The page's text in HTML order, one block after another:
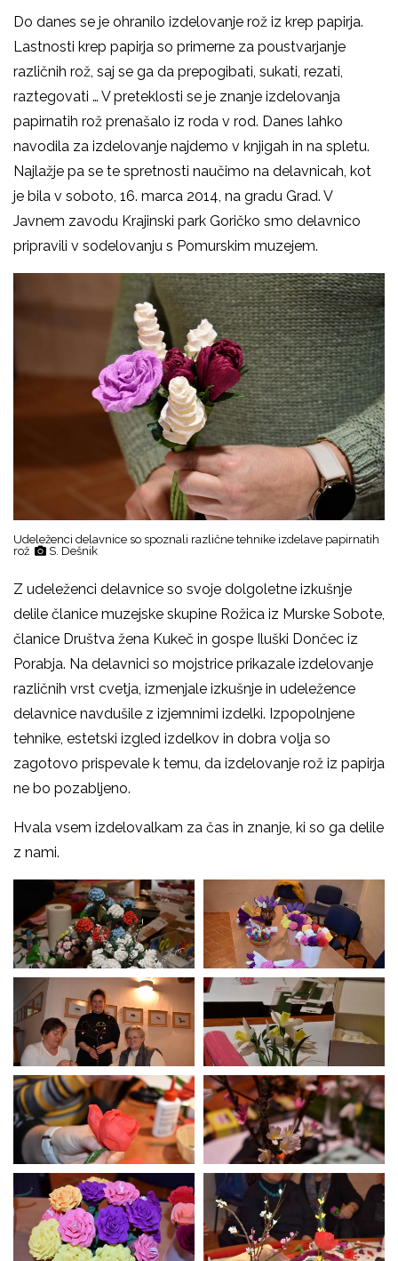
Do danes se je ohranilo izdelovanje rož iz krep papirja.
Lastnosti krep papirja so primerne za poustvarjanje
različnih rož, saj se ga da prepogibati, sukati, rezati,
raztegovati … V preteklosti se je znanje izdelovanja
papirnatih rož prenašalo iz roda v rod. Danes lahko
navodila za izdelovanje najdemo v knjigah in na spletu.
Najlažje pa se te spretnosti naučimo na delavnicah, kot
je bila v soboto, 16. marca 2014, na gradu Grad. V
Javnem zavodu Krajinski park Goričko smo delavnico
pripravili v sodelovanju s Pomurskim muzejem.
Udeleženci delavnice so spoznali različne tehnike izdelave papirnatih
rož
S. Dešnik
Z udeleženci delavnice so svoje dolgoletne izkušnje
delile članice muzejske skupine Rožica iz Murske Sobote,
članice Društva žena Kukeč in gospe Iluški Dončec iz
Porabja. Na delavnici so mojstrice prikazale izdelovanje
različnih vrst cvetja, izmenjale izkušnje in udeležence
delavnice navdušile z izjemnimi izdelki. Izpopolnjene
tehnike, estetski izgled izdelkov in dobra volja so
zagotovo prispevale k temu, da izdelovanje rož iz papirja
ne bo pozabljeno.
Hvala vsem izdelovalkam za čas in znanje, ki so ga delile
z nami.